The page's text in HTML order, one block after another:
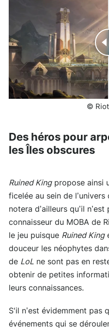
©
Des héros pour
les Îles obscures
Ruined Kingpropose ainsi
ficelée au sein de l’univers
notera d’ailleurs qu’il
connaisseur du MOBA de
le jeu puisque Ruined King
douceur les néophytes
de LoL ne sont pas en
obtenir de petites
leurs connaissances.
S'il n’est évidemment pas
événements qui se